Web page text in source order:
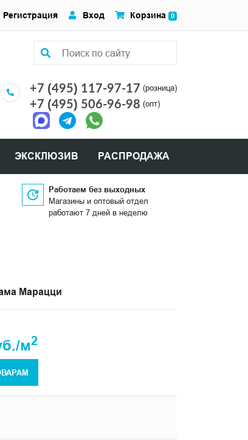
+7 (495) 117-97-17 (розница)
+7 (495) 506-96-98 (опт)
Регистрация Вход Корзина 0
ЭКСКЛЮЗИВ РАСПРОДАЖА
Работаем без выходных
Магазины и оптовый отдел
работают 7 дней в неделю
Марацци
м2